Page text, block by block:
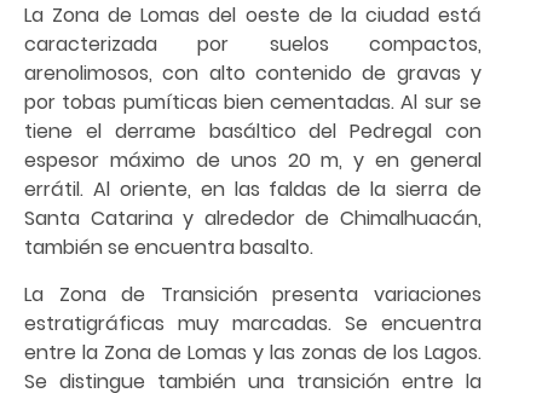
La Zona de Lomas del oeste de la ciudad está
caracterizada por suelos compactos,
arenolimosos, con alto contenido de gravas y
por tobas pumíticas bien cementadas. Al sur se
tiene el derrame basáltico del Pedregal con
espesor máximo de unos 20 m, y en general
errátil. Al oriente, en las faldas de la sierra de
Santa Catarina y alrededor de Chimalhuacán,
también se encuentra basalto.
La Zona de Transición presenta variaciones
estratigráficas muy marcadas. Se encuentra
entre la Zona de Lomas y las zonas de los Lagos.
Se distingue también una transición entre la